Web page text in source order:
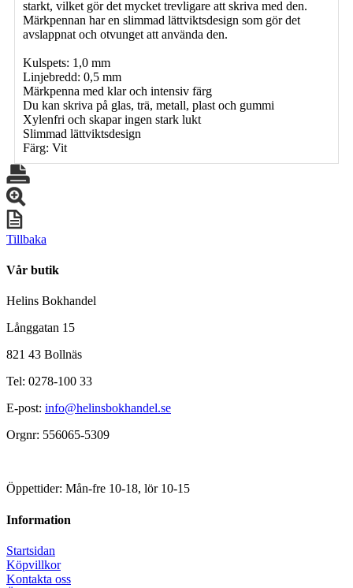
starkt, vilket gör det mycket trevligare att skriva med den.
Märkpennan har en slimmad lättviktsdesign som gör det
avslappnat och otvunget att använda den.
Kulspets: 1,0 mm
Linjebredd: 0,5 mm
Märkpenna med klar och intensiv färg
Du kan skriva på glas, trä, metall, plast och gummi
Xylenfri och skapar ingen stark lukt
Slimmad lättviktsdesign
Färg: Vit
Tillbaka
Vår butik
Helins Bokhandel
Långgatan 15
821 43 Bollnäs
Tel: 0278-100 33
E-post: info@helinsbokhandel.se
Orgnr: 556065-5309
Öppettider: Mån-fre 10-18, lör 10-15
Information
Startsidan
Köpvillkor
Kontakta oss